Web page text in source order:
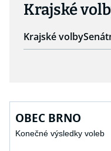
Krajské
Krajské volby
OBEC BRNO
Konečné výsledky voleb